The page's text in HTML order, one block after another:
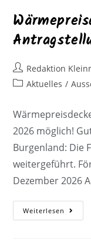
Redaktion
Aktuelles /
2026 möglich!
Burgenland: Die
weitergeführt.
Dezember 2026
Weiterlesen